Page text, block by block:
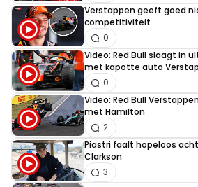
Verstappen geeft goed
competitiviteit
0
Video: Red Bull slaagt in
met kapotte auto
0
Video: Red Bull
met Hamilton
2
Piastri faalt hopeloos
Clarkson
3